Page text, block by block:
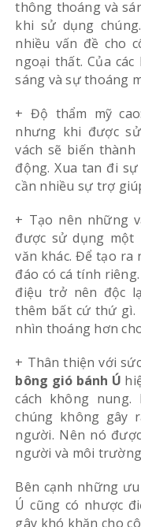
thông thoáng và
khi sử dụng
nhiều vấn đề cho
ngoại thất. Của
sáng và sự thoáng
+ Độ thẩm mỹ
nhưng khi được
vách sẽ biến
động. Xua tan đi
cần nhiều sự trợ
+ Tạo nên những
được sử dụng một
văn khác. Để tạo ra
đáo có cá tính
điệu trở nên độc
thêm bất cứ thứ gì.
nhìn thoáng hơn
+ Thân thiện với
bông gió bánh Ú
cách không
chúng không gây
người. Nên nó
người và môi
Bên cạnh những
Ú cũng có nhược
gây khó khăn cho